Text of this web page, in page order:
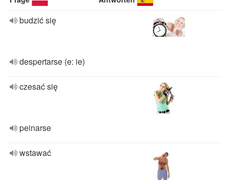
budzić się
despertarse (e: ie)
czesać się
peinarse
wstawać